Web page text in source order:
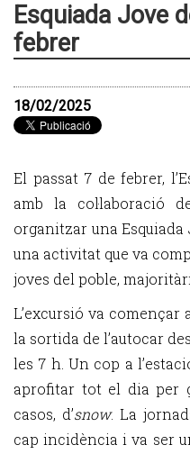
Esquiada Jove
febrer
18/02/2025
El passat 7 de febrer,
amb la col·laboració
organitzar una Esquiada
una activitat que va
joves del poble,
L’excursió va
la sortida de l’autocar
les 7 h. Un cop a
aprofitar tot el dia per
casos, d’snow. La
cap incidència i va ser